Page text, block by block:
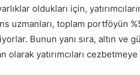
oldukları için,
uzmanları, toplam portföyün
Bunun yanı sıra, altın
yatırımcıları